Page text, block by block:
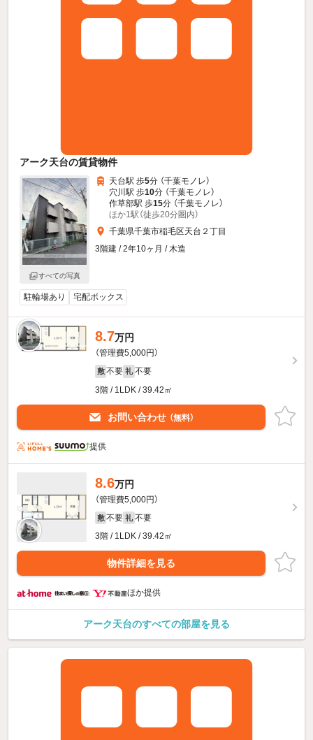
アーク天台の賃貸物件
すべての写真
天台駅 歩5分 （千葉モノレ）
穴川駅 歩10分 （千葉モノレ）
作草部駅 歩15分 （千葉モノレ）
ほか1駅（徒歩20分圏内）
千葉県千葉市稲毛区天台２丁目
3階建 / 2年10ヶ月 / 木造
駐輪場あり 宅配ボックス
8.7万円
（管理費5,000円）
敷 不要 礼 不要
3階 / 1LDK / 39.42㎡
お問い合わせ （無料）
提供
8.6万円
（管理費5,000円）
敷 不要 礼 不要
3階 / 1LDK / 39.42㎡
物件詳細を見る
ほか提供
アーク天台のすべての部屋を見る